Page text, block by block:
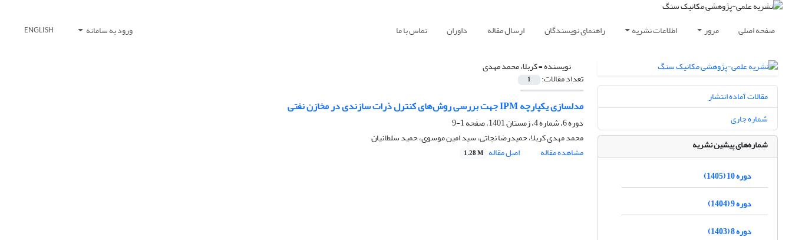
صفحه اصلی مرور اطلاعات نشریه راهنمای نویسندگان ارسال مقاله داوران تماس با ما ورود به سامانه ENGLISH
نویسنده =کربلا، محمد مهدی
تعداد مقالات: 1
مدلسازی یکپارچه IPM جهت بررسی روش‌های کنترل ذرات سازندی در مخازن نفتی
دوره 6، شماره 4، زمستان 1401، صفحه
1-9
محمد مهدی کربلا، حمیدرضا نجاتی، سید امین موسوی، حمید سلطانیان
مشاهده مقاله
اصل مقاله 1.28 M
مقالات آماده انتشار
شماره جاری
شماره‌های پیشین نشریه
دوره 10 (1405)
دوره 9 (1404)
دوره 8 (1403)